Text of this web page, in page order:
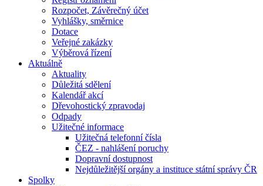
Rozpočet, Závěrečný účet
Vyhlášky, směrnice
Dotace
Veřejné zakázky
Výběrová řízení
Aktuálně
Aktuality
Důležitá sdělení
Kalendář akcí
Dřevohostický zpravodaj
Odpady
Užitečné informace
Užitečná telefonní čísla
ČEZ - nahlášení poruchy
Dopravní dostupnost
Nejdůležitější orgány a instituce státní správy ČR
Spolky